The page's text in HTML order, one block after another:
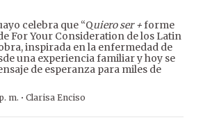
celebra que “Quiero ser +forme
For Your Consideration de los Latin
inspirada en la enfermedad de
una experiencia familiar y hoy se
de esperanza para miles de
m. · Clarisa Enciso